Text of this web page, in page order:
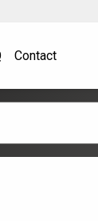
Contact